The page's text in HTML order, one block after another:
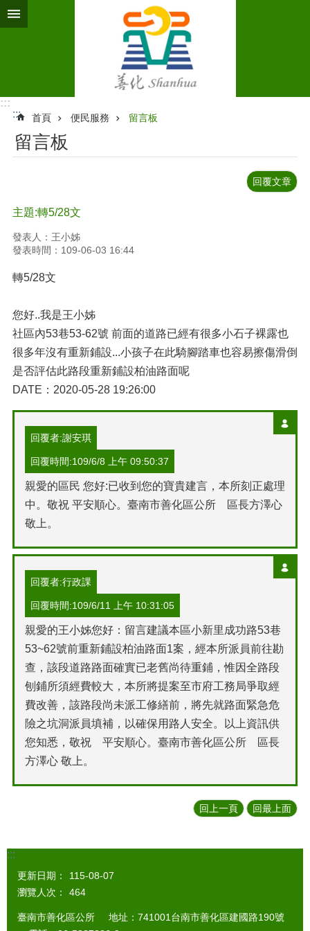
跳到主要內容區塊
:::
:::
首頁 便民服務 留言板
留言板
回覆文章
主題:轉5/28文
發表人：王小姊
發表時間：109-06-03 16:44
轉5/28文
您好..我是王小姊
社區內53巷53-62號 前面的道路已經有很多小石子裸露也
很多年沒有重新鋪設...小孩子在此騎腳踏車也容易擦傷滑倒
是否評估此路段重新鋪設柏油路面呢
DATE：2020-05-28 19:26:00
回覆者:謝安琪
回覆時間:109/6/8 上午 09:50:37
親愛的區民 您好:已收到您的寶貴建言，本所刻正處理
中。敬祝 平安順心。臺南市善化區公所 區長方澤心
敬上。
回覆者:行政課
回覆時間:109/6/11 上午 10:31:05
親愛的王小姊您好：留言建議本區小新里成功路53巷
53~62號前重新鋪設柏油路面1案，經本所派員前往勘
查，該段道路路面確實已老舊尚待重鋪，惟因全路段
刨鋪所須經費較大，本所將提案至市府工務局爭取經
費改善，該路段尚未派工修繕前，將先就路面緊急危
險之坑洞派員填補，以確保用路人安全。以上資訊供
您知悉，敬祝 平安順心。臺南市善化區公所 區長
方澤心 敬上。
回上一頁 回最上面
:::
更新日期：
115-08-07
瀏覽人次：
464
臺南市善化區公所 地址：741001台南市善化區建國路190號